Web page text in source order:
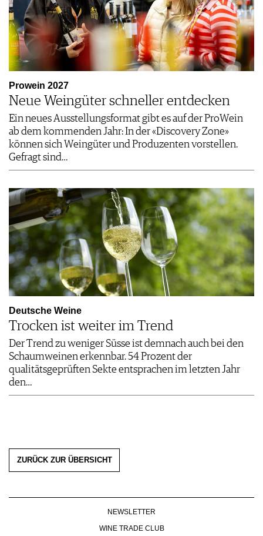
Prowein 2027
Neue Weingüter schneller entdecken
Ein neues Ausstellungsformat gibt es auf der ProWein
ab dem kommenden Jahr: In der «Discovery Zone»
können sich Weingüter und Produzenten vorstellen.
Gefragt sind…
Deutsche Weine
Trocken ist weiter im Trend
Der Trend zu weniger Süsse ist demnach auch bei den
Schaumweinen erkennbar. 54 Prozent der
qualitätsgeprüften Sekte entsprachen im letzten Jahr
den…
ZURÜCK ZUR ÜBERSICHT
NEWSLETTER
WINE TRADE CLUB